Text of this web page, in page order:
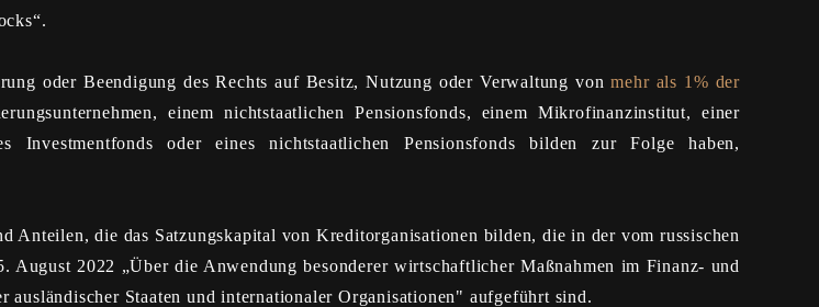
oder Beendigung des Rechts auf Besitz, Nutzung oder Verwaltung vonmehr als 1% der
einem nichtstaatlichen Pensionsfonds, einem Mikrofinanzinstitut, einer
Investmentfonds oder eines nichtstaatlichen Pensionsfonds bilden zur Folge haben,
die das Satzungskapital von Kreditorganisationen bilden, die in der vom russischen
August 2022 „Über die Anwendung besonderer wirtschaftlicher Maßnahmen im Finanz- und
Staaten und internationaler Organisationen" aufgeführt sind.